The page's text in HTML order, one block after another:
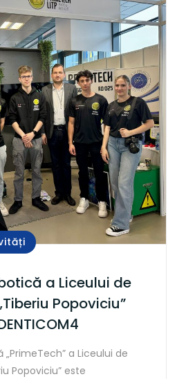
a Liceului de
Popoviciu”
a Liceului de
Popoviciu” este